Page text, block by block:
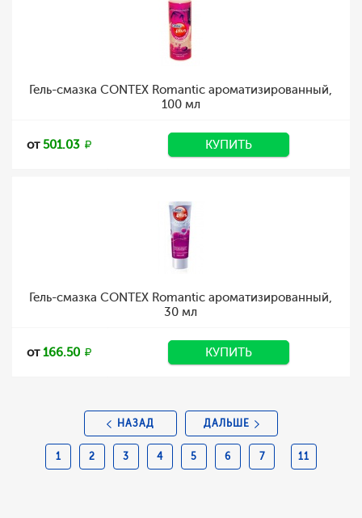
Гель-смазка CONTEX Romantic ароматизированный,
100 мл
от501.03 КУПИТЬ
Гель-смазка CONTEX Romantic ароматизированный,
30 мл
от166.50 КУПИТЬ
НАЗАД
1 2 3 4 5 6 7 11
ДАЛЬШЕ